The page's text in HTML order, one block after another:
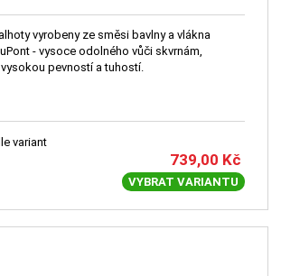
vyrobeny ze směsi bavlny a vlákna
- vysoce odolného vůči skvrnám,
pevností a tuhostí.
variant
739,00 Kč
VYBRAT VARIANTU